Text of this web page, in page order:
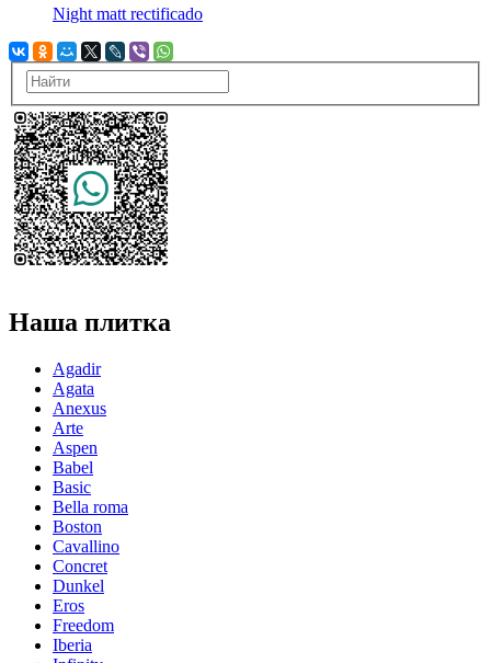
Night matt rectificado
Наша плитка
Agadir
Agata
Anexus
Arte
Aspen
Babel
Basic
Bella roma
Boston
Cavallino
Concret
Dunkel
Eros
Freedom
Iberia